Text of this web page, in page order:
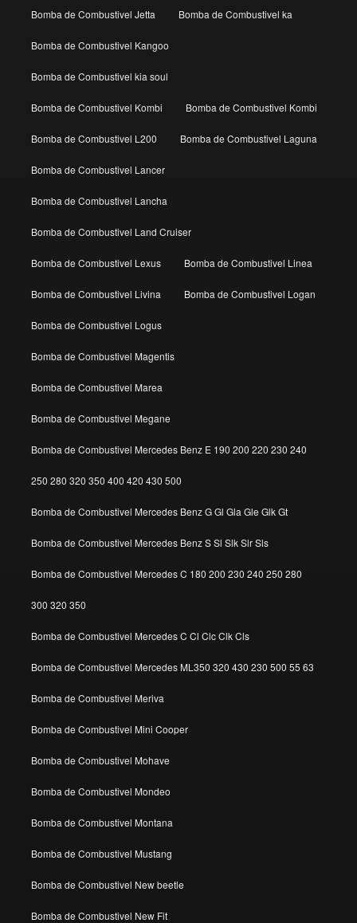
Bomba de Combustivel Jetta Bomba de Combustivel ka
Bomba de Combustivel Kangoo
Bomba de Combustivel kia soul
Bomba de Combustivel Kombi Bomba de Combustivel Kombi
Bomba de Combustivel L200 Bomba de Combustivel Laguna
Bomba de Combustivel Lancer
Bomba de Combustivel Lancha
Bomba de Combustivel Land Cruiser
Bomba de Combustivel Lexus Bomba de Combustivel Linea
Bomba de Combustivel Livina Bomba de Combustivel Logan
Bomba de Combustivel Logus
Bomba de Combustivel Magentis
Bomba de Combustivel Marea
Bomba de Combustivel Megane
Bomba de Combustivel Mercedes Benz E 190 200 220 230 240
250 280 320 350 400 420 430 500
Bomba de Combustivel Mercedes Benz G Gl Gla Gle Glk Gt
Bomba de Combustivel Mercedes Benz S Sl Slk Slr Sls
Bomba de Combustivel Mercedes C 180 200 230 240 250 280
300 320 350
Bomba de Combustivel Mercedes C Cl Clc Clk Cls
Bomba de Combustivel Mercedes ML350 320 430 230 500 55 63
Bomba de Combustivel Meriva
Bomba de Combustivel Mini Cooper
Bomba de Combustivel Mohave
Bomba de Combustivel Mondeo
Bomba de Combustivel Montana
Bomba de Combustivel Mustang
Bomba de Combustivel New beetle
Bomba de Combustivel New Fit